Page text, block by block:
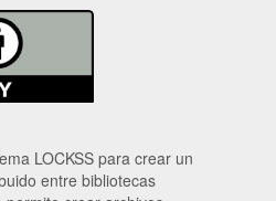
LOCKSS para crear un
entre bibliotecas